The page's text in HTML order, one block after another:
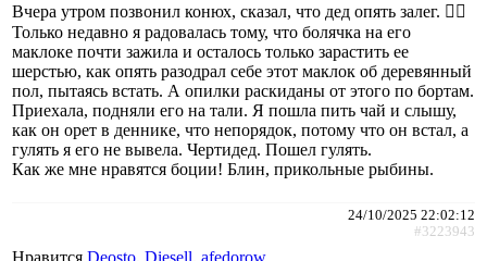
Вчера утром позвонил конюх, сказал, что дед опять залег. 🤦‍♀️
Только недавно я радовалась тому, что болячка на его
маклоке почти зажила и осталось только зарастить ее
шерстью, как опять разодрал себе этот маклок об деревянный
пол, пытаясь встать. А опилки раскиданы от этого по бортам.
Приехала, подняли его на тали. Я пошла пить чай и слышу,
как он орет в деннике, что непорядок, потому что он встал, а
гулять я его не вывела. Чертидед. Пошел гулять.
Как же мне нравятся боции! Блин, прикольные рыбины.
24/10/2025 22:02:12
#3223943
Нравится Deosto, Diesell, afedorow